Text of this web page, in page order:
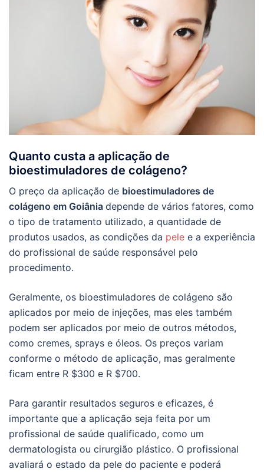
Quanto custa a aplicação de
bioestimuladores de colágeno?
O preço da aplicação de bioestimuladores de
colágeno em Goiânia depende de vários fatores, como
o tipo de tratamento utilizado, a quantidade de
produtos usados, as condições da pele e a experiência
do profissional de saúde responsável pelo
procedimento.
Geralmente, os bioestimuladores de colágeno são
aplicados por meio de injeções, mas eles também
podem ser aplicados por meio de outros métodos,
como cremes, sprays e óleos. Os preços variam
conforme o método de aplicação, mas geralmente
ficam entre R $300 e R $700.
Para garantir resultados seguros e eficazes, é
importante que a aplicação seja feita por um
profissional de saúde qualificado, como um
dermatologista ou cirurgião plástico. O profissional
avaliará o estado da pele do paciente e poderá